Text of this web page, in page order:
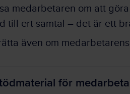
medarbetaren om att
till ert samtal – det är ett
även om
för